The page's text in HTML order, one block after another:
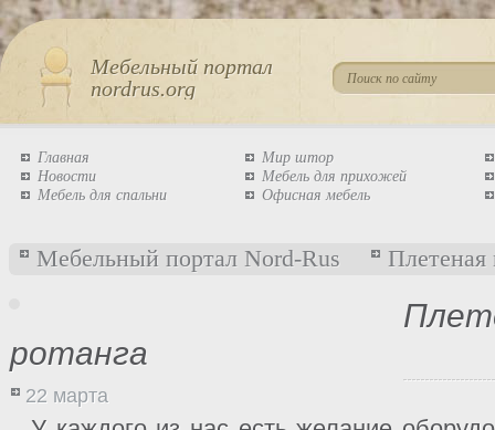
Мебельный портал
nordrus.org
Главная
Новости
Мебель для спальни
Мир штор
Мебель для прихожей
Офисная мебель
Мебельный портал Nord-Rus Плетеная
ротанга
22 марта